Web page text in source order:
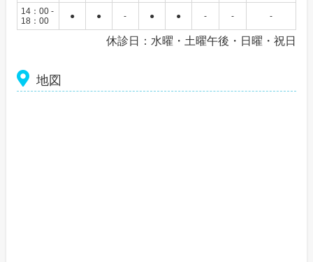
14：00 -
18：00
● ● - ● ● - - -
休診日：水曜・土曜午後・日曜・祝日
地図